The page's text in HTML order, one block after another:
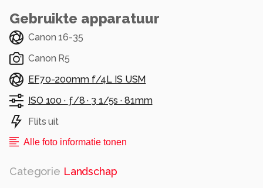
Gebruikte apparatuur
Canon 16-35
Canon R5
EF70-200mm f/4L IS USM
ISO 100 · ƒ/8 · 3 1/5s ·81mm
Flits uit
Alle foto informatie tonen
Categorie Landschap